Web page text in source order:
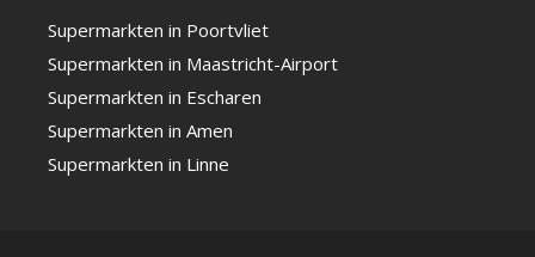
Supermarkten in Poortvliet
Supermarkten in Maastricht-Airport
Supermarkten in Escharen
Supermarkten in Amen
Supermarkten in Linne